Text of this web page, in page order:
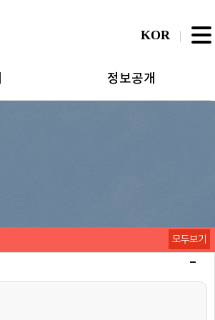
정보공개
KOR
모두보기